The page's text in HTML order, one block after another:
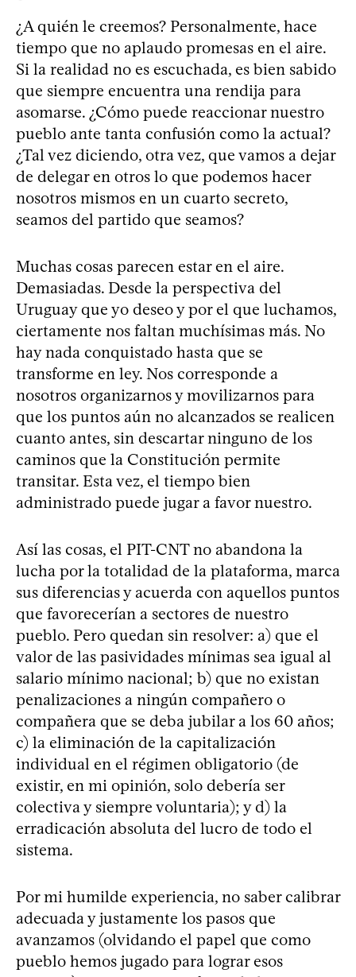
¿A quién le creemos? Personalmente, hace
tiempo que no aplaudo promesas en el aire.
Si la realidad no es escuchada, es bien sabido
que siempre encuentra una rendija para
asomarse. ¿Cómo puede reaccionar nuestro
pueblo ante tanta confusión como la actual?
¿Tal vez diciendo, otra vez, que vamos a dejar
de delegar en otros lo que podemos hacer
nosotros mismos en un cuarto secreto,
seamos del partido que seamos?
Muchas cosas parecen estar en el aire.
Demasiadas. Desde la perspectiva del
Uruguay que yo deseo y por el que luchamos,
ciertamente nos faltan muchísimas más. No
hay nada conquistado hasta que se
transforme en ley. Nos corresponde a
nosotros organizarnos y movilizarnos para
que los puntos aún no alcanzados se realicen
cuanto antes, sin descartar ninguno de los
caminos que la Constitución permite
transitar. Esta vez, el tiempo bien
administrado puede jugar a favor nuestro.
Así las cosas, el PIT-CNT no abandona la
lucha por la totalidad de la plataforma, marca
sus diferencias y acuerda con aquellos puntos
que favorecerían a sectores de nuestro
pueblo. Pero quedan sin resolver: a) que el
valor de las pasividades mínimas sea igual al
salario mínimo nacional; b) que no existan
penalizaciones a ningún compañero o
compañera que se deba jubilar a los 60 años;
c) la eliminación de la capitalización
individual en el régimen obligatorio (de
existir, en mi opinión, solo debería ser
colectiva y siempre voluntaria); y d) la
erradicación absoluta del lucro de todo el
sistema.
Por mi humilde experiencia, no saber calibrar
adecuada y justamente los pasos que
avanzamos (olvidando el papel que como
pueblo hemos jugado para lograr esos